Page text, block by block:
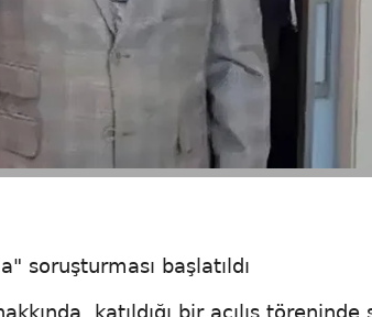
soruşturması başlatıldı
katıldığı bir açılış töreninde